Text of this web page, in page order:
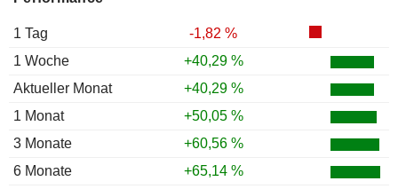
1 Tag
-1,82 %
1 Woche
+40,29 %
Aktueller Monat
+40,29 %
1 Monat
+50,05 %
3 Monate
+60,56 %
6 Monate
+65,14 %